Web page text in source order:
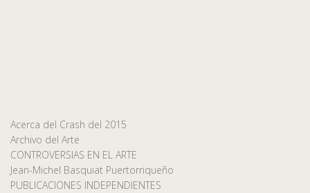
Acerca del Crash del 2015
Archivo del Arte
CONTROVERSIAS EN EL ARTE
Jean-Michel Basquiat Puertorriqueño
PUBLICACIONES INDEPENDIENTES